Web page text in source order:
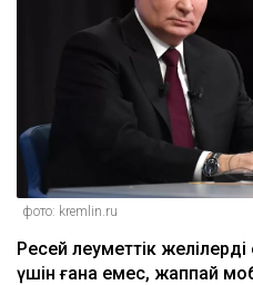
фото: kremlin.ru
Ресей әлеуметтік
үшін ғана емес, жаппай